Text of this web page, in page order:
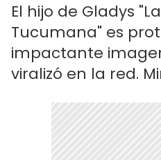
El hijo de Gladys
Tucumana" es
impactante
viralizó en la red.